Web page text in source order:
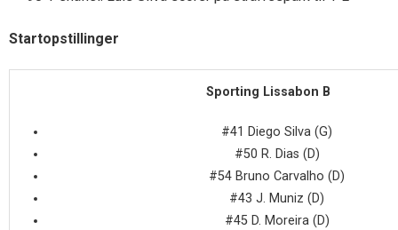
Startopstillinger
Sporting Lissabon B
#41 Diego Silva (G)
#50 R. Dias (D)
#54 Bruno Carvalho (D)
#43 J. Muniz (D)
#45 D. Moreira (D)